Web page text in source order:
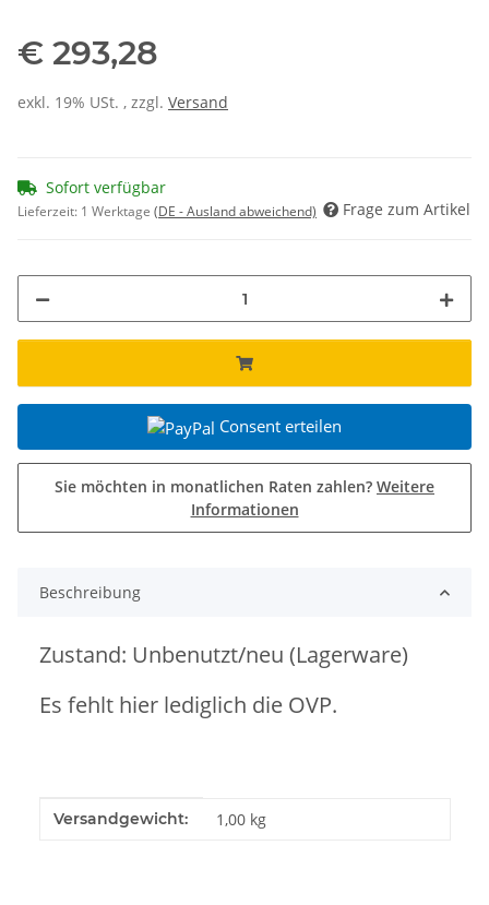
€ 293,28
exkl. 19% USt. , zzgl. Versand
Sofort verfügbar
Lieferzeit: 1 Werktage (DE - Ausland abweichend) Frage zum Artikel
Consent erteilen
Sie möchten in monatlichen Raten zahlen? Weitere
Informationen
Beschreibung
Zustand: Unbenutzt/neu (Lagerware)
Es fehlt hier lediglich die OVP.
Produkteigenschaft
Wert
Versandgewicht: 1,00 kg